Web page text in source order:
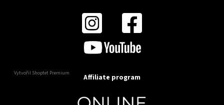
Vytvořil Shoptet Premium Affiliate program